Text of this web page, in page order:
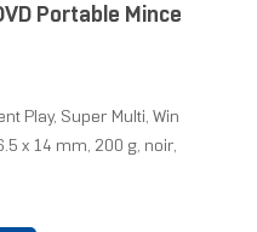
Portable Mince
Play, Super Multi, Win
x 14 mm, 200 g, noir,